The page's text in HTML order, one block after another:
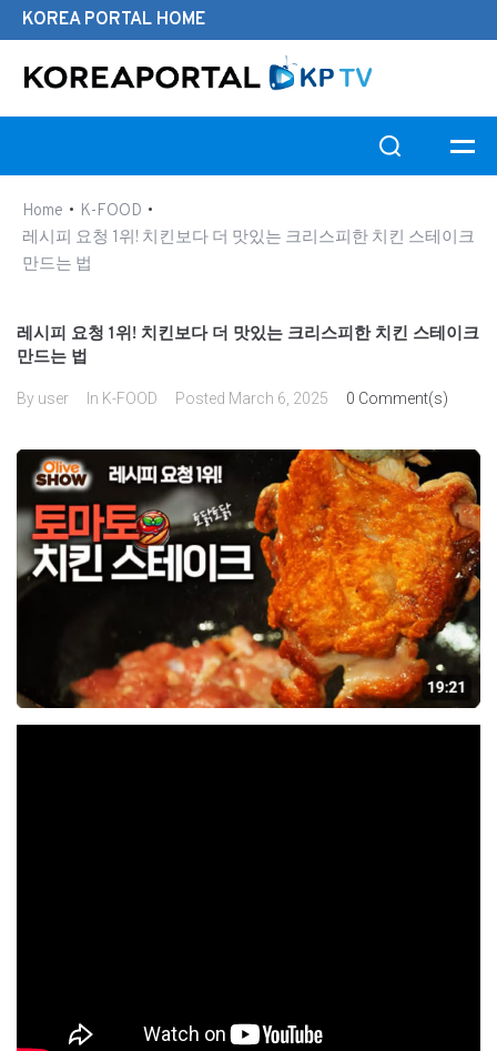
KOREA PORTAL HOME
Home • K-FOOD •
레시피 요청 1위! 치킨보다 더 맛있는 크리스피한 치킨 스테이크
만드는 법
레시피 요청 1위! 치킨보다 더 맛있는 크리스피한 치킨 스테이크
만드는 법
By user In K-FOOD Posted March 6, 2025 0 Comment(s)